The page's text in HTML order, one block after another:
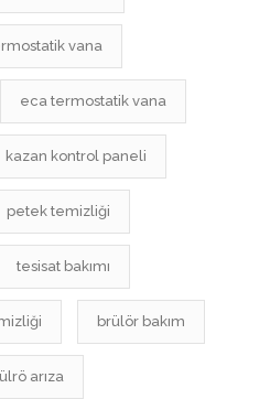
vana
eca termostatik vana
kazan kontrol paneli
petek temizliği
tesisat bakımı
brülör bakım
arıza